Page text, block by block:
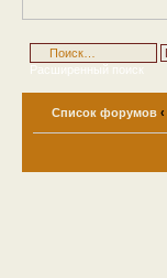
Расширенный поиск
Список форумов ‹